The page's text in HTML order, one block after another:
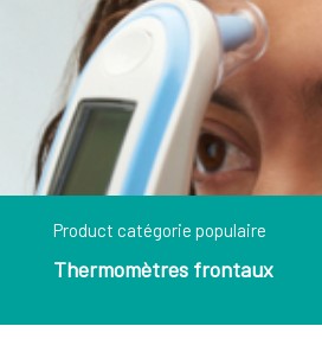
Product catégorie populaire
Thermomètres frontaux